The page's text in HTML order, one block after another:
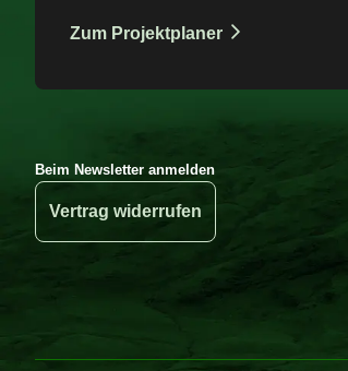
Zum Projektplaner
Beim Newsletter anmelden
Vertrag widerrufen